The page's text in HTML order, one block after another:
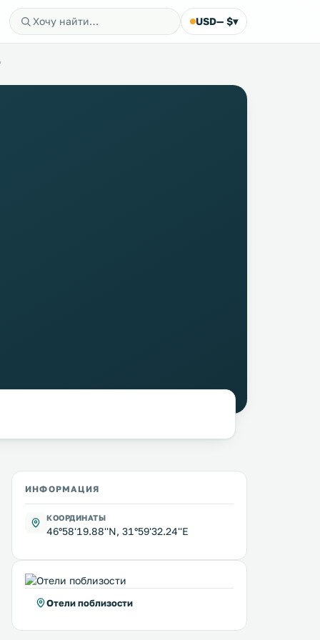
USD— $▾
ИНФОРМАЦИЯ
КООРДИНАТЫ
46°58'19.88''N, 31°59'32.24''E
Отели поблизости